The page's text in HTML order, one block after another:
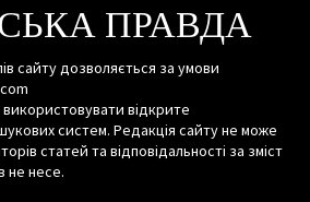
ПРАВДА
сайту дозволяється за умови
використовувати відкрите
систем. Редакція сайту не може
статей та відповідальності за зміст
не несе.